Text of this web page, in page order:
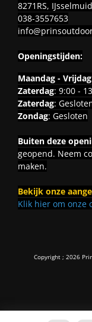
8271RS,
038-3557653
Openingstijden:
Maandag - Vrijdag
Zaterdag: 9:00 -
Zaterdag:
Zondag: Gesloten
Buiten deze
geopend. Neem
maken.
Bekijk onze
Klik hier om onze
Copyright ; 2026